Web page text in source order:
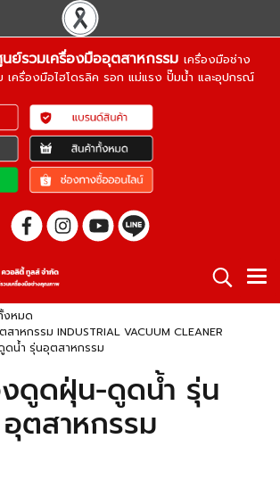
ย์รวมเครื่องมืออุตสาหกรรม เครื่องมือช่าง
เครื่องมือไฮโดรลิค รอก แม่แรง ปั๊มน้ำ และอุปกรณ์
งหมด
าหกรรม INDUSTRIAL VACUUM CLEANER
น้ำ รุ่นอุตสาหกรรม
งดูดฝุ่น-ดูดน้ำ รุ่น
อุตสาหกรรม